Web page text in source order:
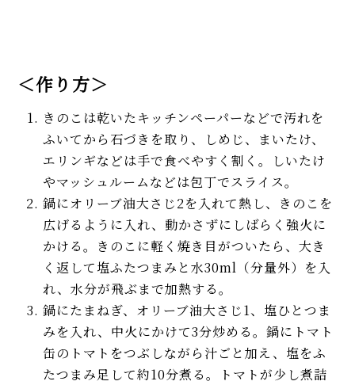
＜作り方＞
きのこは乾いたキッチンペーパーなどで汚れを
ふいてから石づきを取り、しめじ、まいたけ、
エリンギなどは手で食べやすく割く。しいたけ
やマッシュルームなどは包丁でスライス。
鍋にオリーブ油大さじ2を入れて熱し、きのこを
広げるように入れ、動かさずにしばらく強火に
かける。きのこに軽く焼き目がついたら、大き
く返して塩ふたつまみと水30ml（分量外）を入
れ、水分が飛ぶまで加熱する。
鍋にたまねぎ、オリーブ油大さじ1、塩ひとつま
みを入れ、中火にかけて3分炒める。鍋にトマト
缶のトマトをつぶしながら汁ごと加え、塩をふ
たつまみ足して約10分煮る。トマトが少し煮詰